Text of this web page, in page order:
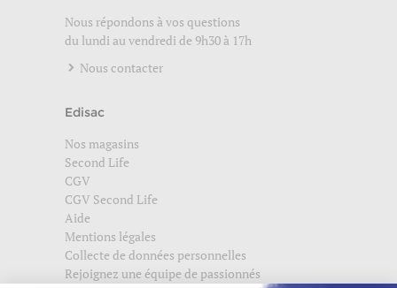
Nous répondons à vos questions
du lundi au vendredi de 9h30 à 17h
Nous contacter
Edisac
Nos magasins
Second Life
CGV
CGV Second Life
Aide
Mentions légales
Collecte de données personnelles
Rejoignez une équipe de passionnés